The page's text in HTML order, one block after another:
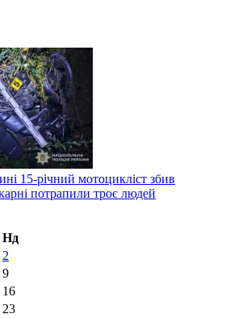
15-річний мотоцикліст збив
потрапили троє людей
Нд
2
9
16
23